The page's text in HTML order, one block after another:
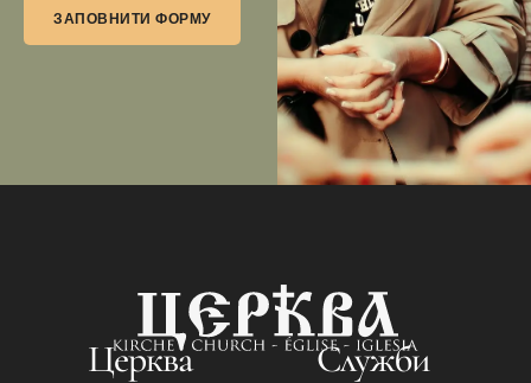
ЗАПОВНИТИ ФОРМУ
Церква Служби